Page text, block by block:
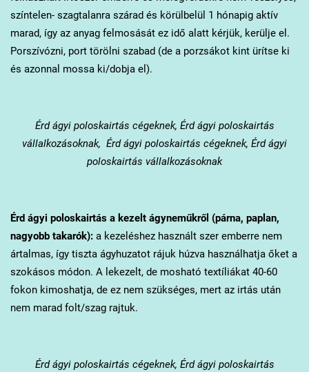
színtelen- szagtalanra szárad és körülbelül 1 hónapig aktív
marad, így az anyag felmosását ez idő alatt kérjük, kerülje el.
Porszívózni, port törölni szabad (de a porzsákot kint ürítse ki
és azonnal mossa ki/dobja el).
Érdágyi poloskairtás cégeknek, Érd ágyi poloskairtás
vállalkozásoknak, Érd ágyi poloskairtás cégeknek, Érd ágyi
poloskairtás vállalkozásoknak
Érd ágyi poloskairtás a kezelt ágyneműkről (párna, paplan,
nagyobb takarók):a kezeléshez használt szer emberre nem
ártalmas, így tiszta ágyhuzatot rájuk húzva használhatja őket a
szokásos módon. A lekezelt, de mosható textíliákat 40-60
fokon kimoshatja, de ez nem szükséges, mert az irtás után
nem marad folt/szag rajtuk.
Érdágyi poloskairtás cégeknek, Érd ágyi poloskairtás